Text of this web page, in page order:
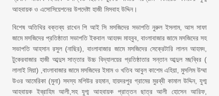
আহবায়ক ও এসোসিয়েশনের উপদেষ্টা হাজী মিসবাহ উদ্দিন।
বিশেষ অতিথির বক্তব্য রাখেন পি আই সি মসজিদের সভাপতি নুরুল ইসলাম, আস সাফা
জামে মসজিদের প্রতিষ্ঠাতা সভাপতি ইকবাল আহমদ মাহবুব, বাংলাবাজার জামে মসজিদের সহ
সভাপতি আহসান রসুল (নাছির), বাংলাবাজার জামে মসজিদের সেক্রেটারি লালন আহমদ,
টুকেরবাজার হাজী আব্দুস সাত্তার উচ্চ বিদ্যালয়ের প্রতিষ্ঠাতার সন্তান আব্দুল মছব্বির (
লালাই মিয়া) ,বাংলাবাজার জামে মসজিদের ইমাম ও খতিব আবুল কাশেম এহিয়া, মুসলিম উম্মা
উওর আমেরিকা (মুনা) সদস্য মশিউর রহমান, হায়দরপুর গ্রামের মুরব্বী কামাল উদ্দিন, যুগ্ম
আহবায়ক ইব্রাহিম আলী,সহ যুগ্ম আহবায়ক প্রাত্তন ছাত্র আলী হোসেন আরিফ,